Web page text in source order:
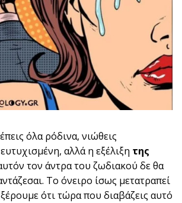
όλα ρόδινα, νιώθεις
αλλά η εξέλιξη της
τον άντρα του ζωδιακού δε θα
Το όνειρο ίσως μετατραπεί
ότι τώρα που διαβάζεις αυτό